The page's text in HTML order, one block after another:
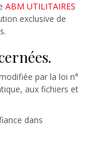
ABM UTILITAIRES
exclusive de
par la loi n°
aux fichiers et
dans